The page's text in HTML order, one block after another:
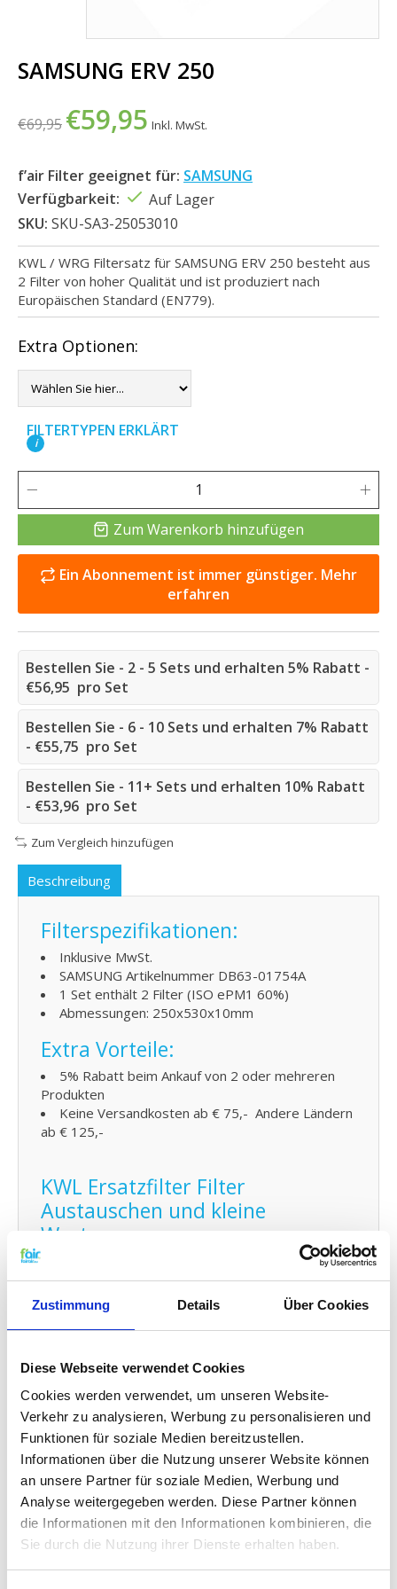
Zustimmung Details Über Cookies
Diese Webseite verwendet Cookies
Cookies werden verwendet, um unseren Website-
Verkehr zu analysieren, Werbung zu personalisieren und
Funktionen für soziale Medien bereitzustellen.
Informationen über die Nutzung unserer Website können
an unsere Partner für soziale Medien, Werbung und
Analyse weitergegeben werden. Diese Partner können
die Informationen mit den Informationen kombinieren, die
Sie durch die Nutzung ihrer Dienste erhalten haben.
SAMSUNG ERV 250
€69,95 €59,95 Inkl. MwSt.
f’air Filter geeignet für: SAMSUNG
Verfügbarkeit:
Auf Lager
SKU: SKU-SA3-25053010
KWL / WRG Filtersatz für SAMSUNG ERV 250 besteht aus
2 Filter von hoher Qualität und ist produziert nach
Europäischen Standard (EN779).
Extra Optionen:
FILTERTYPEN ERKLÄRT
i
Zum Warenkorb hinzufügen
Ein Abonnement ist immer günstiger. Mehr
erfahren
Bestellen Sie - 2 - 5 Sets und erhalten 5% Rabatt -
€56,95 pro Set
Bestellen Sie - 6 - 10 Sets und erhalten 7% Rabatt
- €55,75 pro Set
Bestellen Sie - 11+ Sets und erhalten 10% Rabatt
- €53,96 pro Set
Zum Vergleich hinzufügen
Beschreibung
Filterspezifikationen:
Inklusive MwSt.
SAMSUNG Artikelnummer DB63-01754A
1 Set enthält 2 Filter (ISO ePM1 60%)
Abmessungen: 250x530x10mm
Extra Vorteile:
5% Rabatt beim Ankauf von 2 oder mehreren
Produkten
Keine Versandkosten ab € 75,- Andere Ländern
ab € 125,-
KWL Ersatzfilter Filter
Austauschen und kleine
Wartung:
Den Filter von fairair für den SAMSUNG ERV 250
luftungsanlage können Sie auf einfache Weise
selber austauschen und den neuen Filter in Ihr
kontrollierte Wohnraumlüftung (KWL) Element
anbringen. Schauen Sie dafür auf
Ersatz Filters. Sie können auch problemlos
kleineWartungen selber durchführenindem Sie Ihr
System zwischendurch mit Probiotika reinigen.
Filterklassen und
Standardisierungen:
Lesen Sie hier alles überFilterklassen und